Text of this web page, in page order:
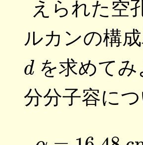
えられた空
ルカンの構
d を求めて
分分子容に